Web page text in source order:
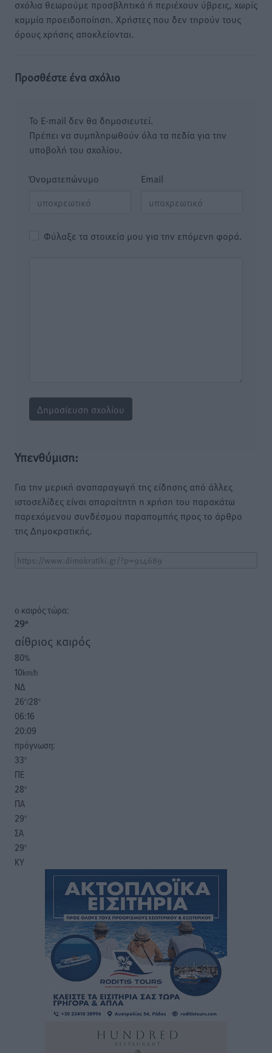
σχόλια θεωρούμε προσβλητικά ή περιέχουν ύβρεις, χωρίς
καμμία προειδοποίηση. Χρήστες που δεν τηρούν τους
όρους χρήσης αποκλείονται.
Προσθέστε ένα σχόλιο
Το E-mail δεν θα δημοσιευτεί.
Πρέπει να συμπληρωθούν όλα τα πεδία για την
υποβολή του σχολίου.
Όνοματεπώνυμο Email
Φύλαξε τα στοιχεία μου για την επόμενη φορά.
Υπενθύμιση:
Για την μερική αναπαραγωγή της είδησης από άλλες
ιστοσελίδες είναι απαραίτητη η χρήση του παρακάτω
παρεχόμενου συνδέσμου παραπομπής προς το άρθρο
της Δημοκρατικής.
o καιρός τώρα:
29°
αίθριος καιρός
80%
10km/h
ΝΔ
26°/28°
06:16
20:09
πρόγνωση:
33°
ΠΕ
28°
ΠΑ
29°
ΣΑ
29°
ΚΥ